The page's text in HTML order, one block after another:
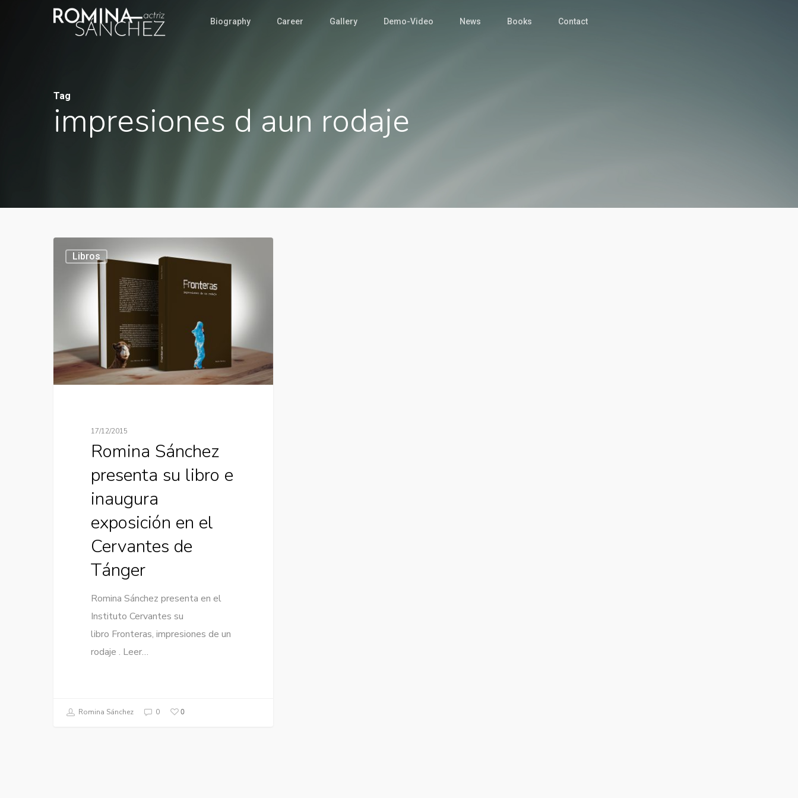
Biography Career Gallery Demo-Video News Books Contact
Tag
impresiones d aun rodaje
Libros
17/12/2015
Romina Sánchez
presenta su libro e
inaugura
exposición en el
Cervantes de
Tánger
Romina Sánchez presenta en el
Instituto Cervantes su
libro Fronteras, impresiones de un
rodaje . Leer…
Romina Sánchez 0 0